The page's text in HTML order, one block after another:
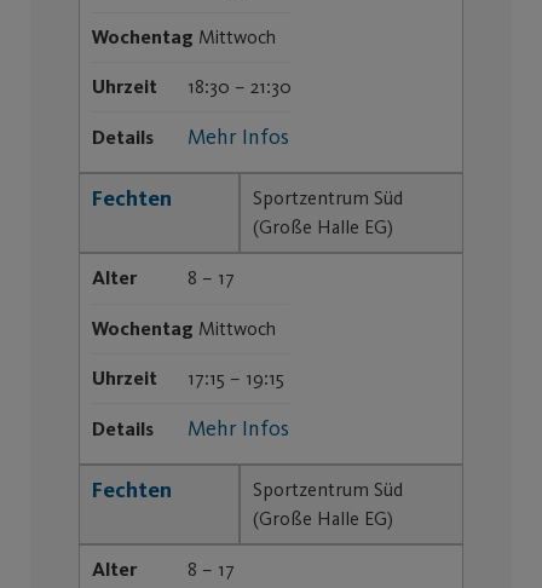
Wochentag Mittwoch
Uhrzeit 18:30 – 21:30
Details Mehr Infos
Fechten
Sportzentrum Süd
(Große Halle EG)
Alter 8 – 17
Wochentag Mittwoch
Uhrzeit 17:15 – 19:15
Details Mehr Infos
Fechten
Sportzentrum Süd
(Große Halle EG)
Alter 8 – 17